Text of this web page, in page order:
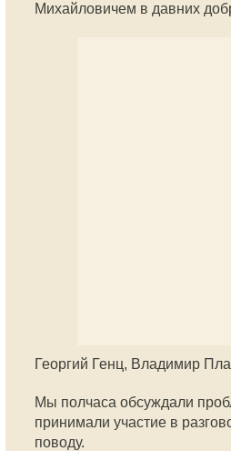
Михайловичем в давних
Георгий Генц, Владимир
Мы полчаса обсуждали
принимали участие в
поводу.